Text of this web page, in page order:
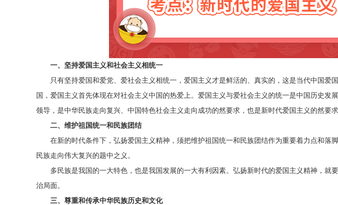
一、坚持爱国主义和社会主义相统一
只有坚持爱国和爱党、爱社会主义相统一，爱国主义才是鲜活的、真实的，这是当代中国爱
国，爱国主义首先体现在对社会主义中国的热爱上。爱国主义与爱社会主义的统一是中国历史发
领导，是中华民族走向复兴、中国特色社会主义走向成功的然要求，也是新时代爱国主义的然要求
二、维护祖国统一和民族团结
在新的时代条件下，弘扬爱国主义精神，须把维护祖国统一和民族团结作为重要着力点和落
民族走向伟大复兴的题中之义。
多民族是我国的一大特色，也是我国发展的一大有利因素。弘扬新时代的爱国主义精神，就
治局面。
三、尊重和传承中华民族历史和文化